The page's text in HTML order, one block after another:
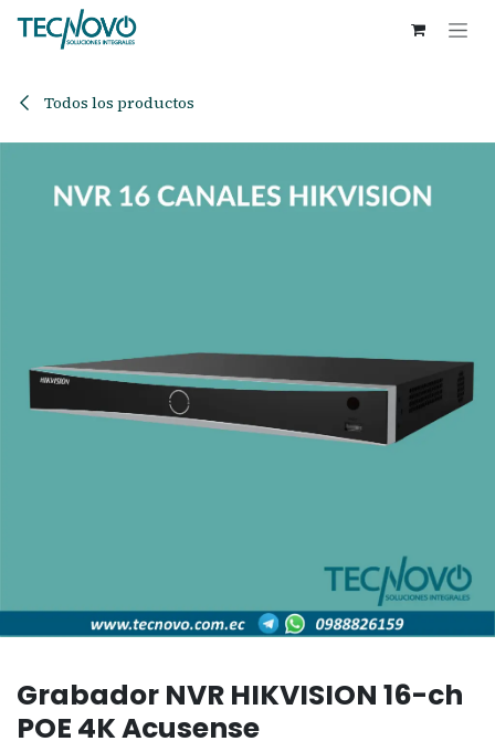
Ir al contenido
Todos los productos
Grabador NVR HIKVISION 16-ch
POE 4K Acusense